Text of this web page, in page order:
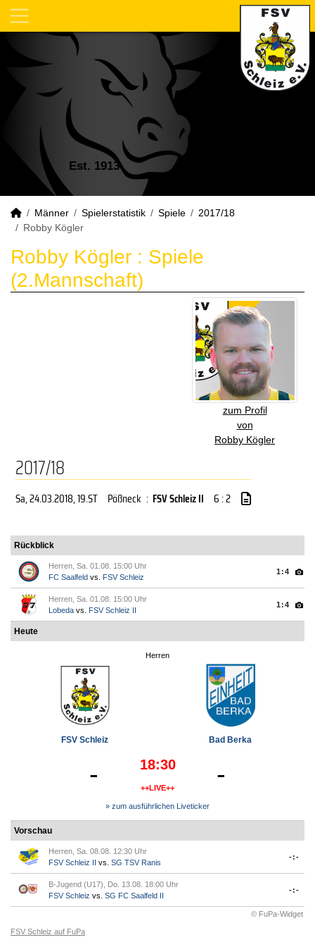
Est. 1913
Männer Spielerstatistik Spiele
2017/18
Robby Kögler
Robby Kögler : Spiele
(2.Mannschaft)
zum Profil
von
Robby Kögler
2017/18
Sa, 24.03.2018, 19.ST Pößneck : FSV Schleiz II 6 : 2
Rückblick
Herren, Sa. 01.08. 15:00 Uhr
FC Saalfeld vs. FSV Schleiz
1:4
Herren, Sa. 01.08. 15:00 Uhr
Lobeda vs. FSV Schleiz II
1:4
Heute
Herren
FSV Schleiz Bad Berka
- 18:30
++LIVE++ -
» zum ausführlichen Liveticker
Vorschau
Herren, Sa. 08.08. 12:30 Uhr
FSV Schleiz II vs. SG TSV Ranis
-:-
B-Jugend (U17), Do. 13.08. 18:00 Uhr
FSV Schleiz vs. SG FC Saalfeld II
-:-
© FuPa-Widget
FSV Schleiz auf FuPa